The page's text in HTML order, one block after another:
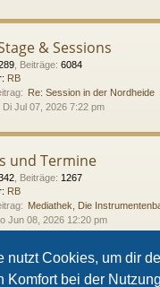
nutzt Cookies, um dir
Komfort bei der
& Sessions
Beiträge: 6084
RB
Re: Session in der Nordheide
, Di Jul 07, 2026 7:22 pm
und Termine
Beiträge: 1267
RB
Mediathek, Die
Jun 08, 2026 12:20 pm